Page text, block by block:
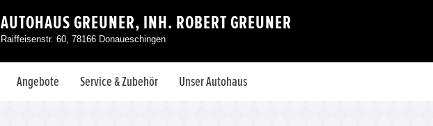
AUTOHAUS GREUNER, INH. ROBERT GREUNER
Raiffeisenstr. 60, 78166 Donaueschingen
Angebote Service & Zubehör Unser Autohaus